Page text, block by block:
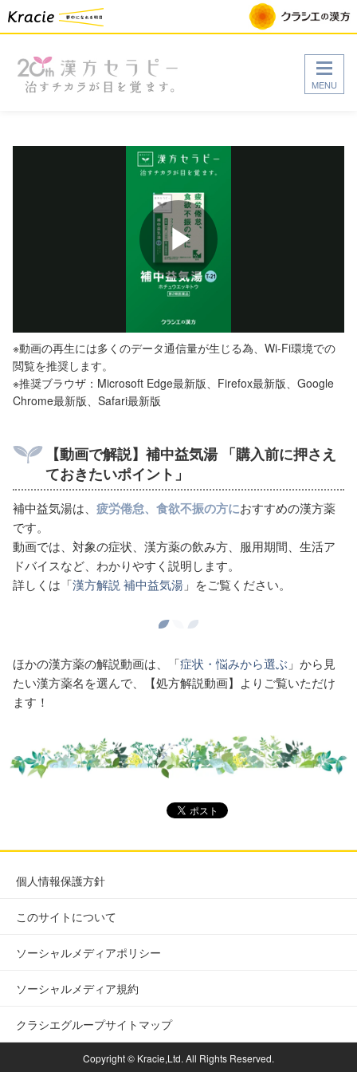
MENU
Play
Video
※動画の再生には多くのデータ通信量が生じる為、Wi-Fi環境での
閲覧を推奨します。
※推奨ブラウザ：Microsoft Edge最新版、Firefox最新版、Google
Chrome最新版、Safari最新版
【動画で解説】補中益気湯 「購入前に押さえ
ておきたいポイント」
補中益気湯は、 疲労倦怠、食欲不振の方におすすめの漢方薬
です。
動画では、対象の症状、漢方薬の飲み方、服用期間、生活ア
ドバイスなど、わかりやすく説明します。
詳しくは「漢方解説 補中益気湯 」をご覧ください。
ほかの漢方薬の解説動画は、「症状・悩みから選ぶ 」から見
たい漢方薬名を選んで、【処方解説動画】よりご覧いただけ
ます！
個人情報保護方針
このサイトについて
ソーシャルメディアポリシー
ソーシャルメディア規約
クラシエグループサイトマップ
Copyright © Kracie,Ltd. All Rights Reserved.